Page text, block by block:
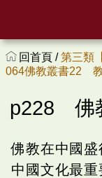
回首頁 /第三類
064佛教叢書22
p228 佛
佛教在中國
中國文化最